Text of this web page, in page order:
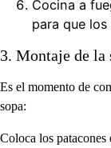
Cocina a
para que
3. Montaje de la
Es el momento de
sopa:
Coloca los